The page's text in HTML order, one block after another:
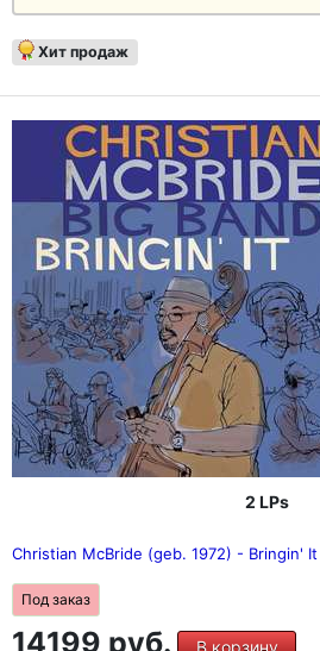
Хит продаж
2 LPs
Christian McBride (geb. 1972) - Bringin' It
Под заказ
14199 руб. В корзину